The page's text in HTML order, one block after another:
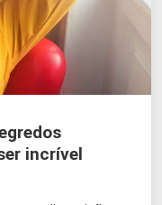
incrível